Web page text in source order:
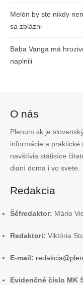
Melón by ste nikdy
sa zblázni
Baba Vanga má
naplnili
O nás
Plenum.sk je
informácie a
navštívia státisíce
dianí doma i vo svete.
Redakcia
Šéfredaktor: Mário
Redaktori: Viktória
E-mail:
Evidenčné číslo MK